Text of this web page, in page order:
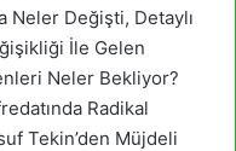
Neler Değişti, Detaylı
İle Gelen
Neler Bekliyor?
Radikal
Tekin’den Müjdeli